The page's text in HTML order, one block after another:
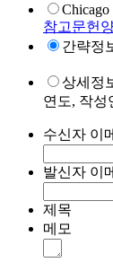
Chicago
참고문헌
간략정
상세정
연도, 작성
수신자 이
발신자 이
제목
메모